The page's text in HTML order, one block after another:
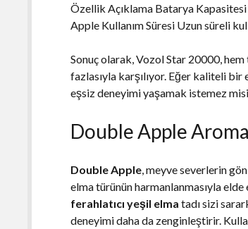
Özellik Açıklama Batarya
Apple Kullanım Süresi Uzun süreli
Sonuç olarak, Vozol Star 20000, hem
fazlasıyla karşılıyor. Eğer kaliteli
eşsiz deneyimi yaşamak istemez
Double Apple
Double Apple, meyve severlerin
elma türünün harmanlanmasıyla
ferahlatıcı yeşil elma tadı sizi
deneyimi daha da zenginleştirir.